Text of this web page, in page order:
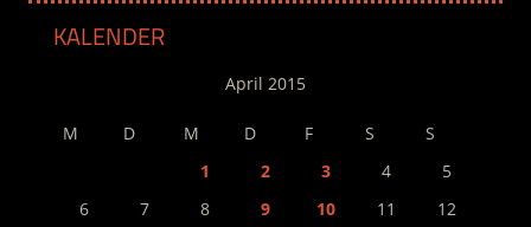
KALENDER
April 2015
M D M D F S
S
1
2 3 4
5
6
7 8 9 10 11
12